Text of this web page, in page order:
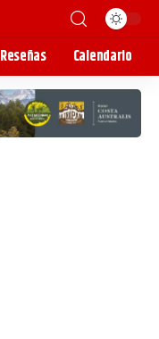
Reseñas Calendario